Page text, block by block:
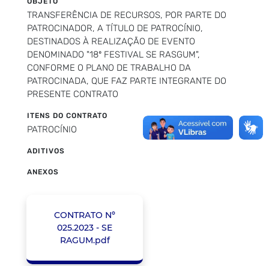
TRANSFERÊNCIA DE RECURSOS, POR PARTE DO
PATROCINADOR, A TÍTULO DE PATROCÍNIO,
DESTINADOS À REALIZAÇÃO DE EVENTO
DENOMINADO "18º FESTIVAL SE RASGUM",
CONFORME O PLANO DE TRABALHO DA
PATROCINADA, QUE FAZ PARTE INTEGRANTE DO
PRESENTE CONTRATO
ITENS DO CONTRATO
PATROCÍNIO
ADITIVOS
ANEXOS
CONTRATO Nº
025.2023 - SE
RAGUM.pdf